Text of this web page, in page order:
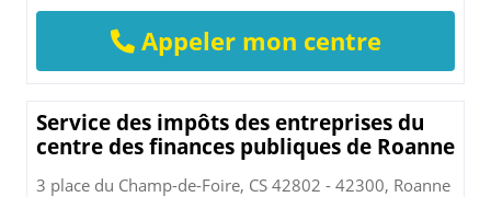
Appeler mon centre
Service des impôts des entreprises du
centre des finances publiques de Roanne
3 place du Champ-de-Foire, CS 42802 - 42300, Roanne